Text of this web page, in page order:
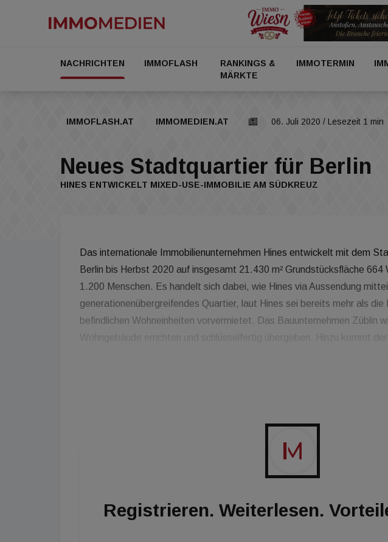
NACHRICHTEN IMMOFLASH
RANKINGS &
MÄRKTE
IMMOTERMIN
IMMOFLASH.AT IMMOMEDIEN.AT 06. Juli 2020 / Lesezeit 1 min
Neues Stadtquartier für Berlin
HINES ENTWICKELT MIXED-USE-IMMOBILIE AM SÜDKREUZ
Das internationale Immobilienunternehmen Hines entwickelt mit dem
Berlin bis Herbst 2020 auf insgesamt 21.430 m² Grundstücksfläche 664
1.200 Menschen. Es handelt sich dabei, wie Hines via Aussendung
generationenübergreifendes Quartier, laut Hines sei bereits mehr als die
befindlichen Wohneinheiten vorvermietet. Das Bauunternehmen Züblin
Wohngebäude errichten und schlüsselfertig übergeben. Hinzu kommt der
Registrieren. Weiterlesen.